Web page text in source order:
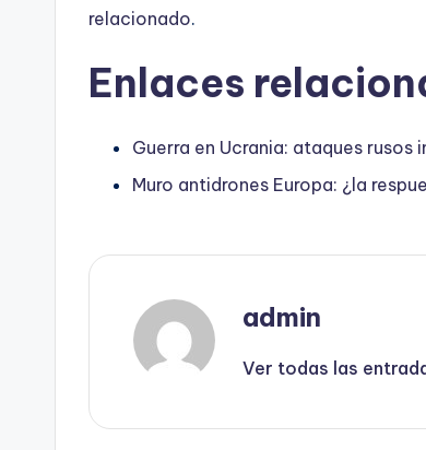
relacionado.
Enlaces
Guerra en Ucrania: ataques
Muro antidrones Europa: ¿la
admin
Ver todas las